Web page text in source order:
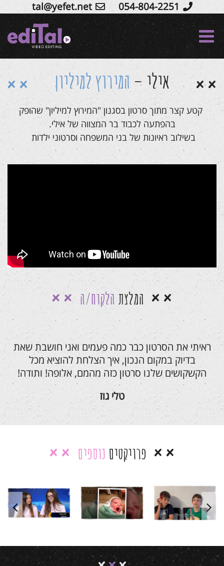
Skip
to
content
054-804-2251
tal@yefet.net
אילי –המירוץ למיליון
קטע קצר מתוך סרטון בסגנון "המירוץ למיליון" שהופק
בהפתעה לכבוד בר המצווה של אילי.
בשילוב ראיונות של בני המשפחה וסרטוני ילדות
המלצת הלקוח/ה
ראיתי את הסרטון כבר כמה פעמים ואני חושבת שאת
בדיוק במקום הנכון, איך הצלחת להוציא מכל
הקשקושים שלנו סרטון כזה מהמם, אלופה! ותודה!
טלי גוז
פרויקטים נוספים
המירוץ
למיליון
סרטוני בת/בר
מצווה לרועי
סרטוני בת/בר
מצווה סרטים לימי
סרטון בר
מצווה יואב
סרטוני בת/בר
מצווה סרטים לימי